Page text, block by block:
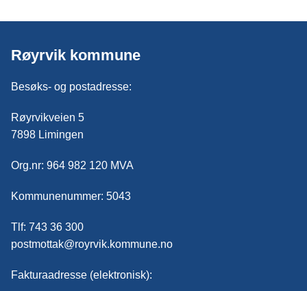
Røyrvik kommune
Besøks- og postadresse:
Røyrvikveien 5
7898 Limingen
Org.nr: 964 982 120 MVA
Kommunenummer: 5043
Tlf: 743 36 300
postmottak@royrvik.kommune.no
Fakturaadresse (elektronisk):